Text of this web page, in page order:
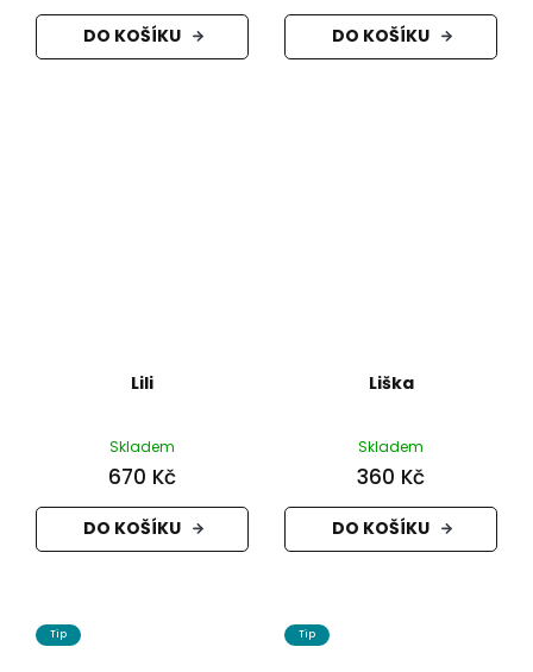
DO KOŠÍKU DO KOŠÍKU
Lili
Skladem
670 Kč
DO KOŠÍKU
Liška
Skladem
360 Kč
DO KOŠÍKU
Tip Tip